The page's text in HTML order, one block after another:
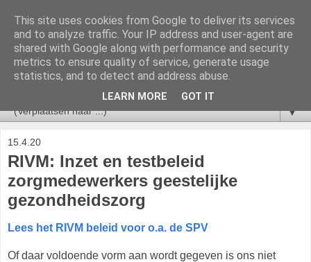
V&VN Actueel
Nieuws voor leden van de V&VN Sociaal Psychiatrisch
Verpleegkundigen.
▼
15.4.20
RIVM: Inzet en testbeleid
zorgmedewerkers geestelijke
gezondheidszorg
Lees het RIVM beleid voor o.a. de SPV
Of daar voldoende vorm aan wordt gegeven is ons niet
This site uses cookies from Google to deliver its services
and to analyze traffic. Your IP address and user-agent are
shared with Google along with performance and security
metrics to ensure quality of service, generate usage
statistics, and to detect and address abuse.
LEARN MORE GOT IT